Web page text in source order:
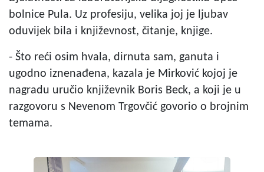
bolnice Pula. Uz profesiju, velika joj je ljubav
oduvijek bila i književnost, čitanje, knjige.
- Što reći osim hvala, dirnuta sam, ganuta i
ugodno iznenađena, kazala je Mirković kojoj je
nagradu uručio književnik Boris Beck, a koji je u
razgovoru s Nevenom Trgovčić govorio o brojnim
temama.